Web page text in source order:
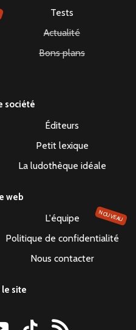
Tests
Actualité
Bons plans
société
Éditeurs
Petit lexique
La ludothèque idéale
web
L'équipe NOUVEAU
Politique de confidentialité
Nous contacter
le site